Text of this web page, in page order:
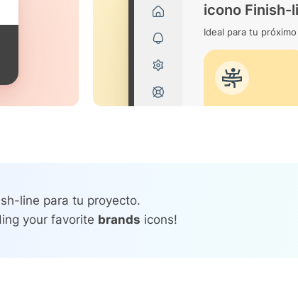
icono Finish-
Ideal para tu
line para tu proyecto.
your favorite brands icons!